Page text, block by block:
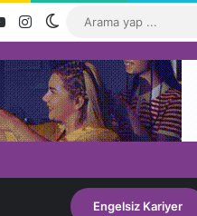
YouTubeInstagramDış görünümü
Engelsiz Kariyer